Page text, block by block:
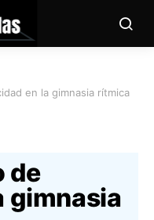
en la gimnasia rítmica
de
gimnasia